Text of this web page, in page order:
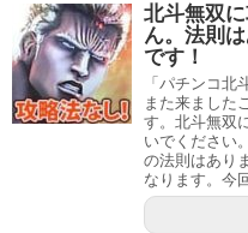
北斗無双
ん。法則
です！
「パチンコ北
また来ました
す。北斗無双
いでください
の法則はあり
なります。今